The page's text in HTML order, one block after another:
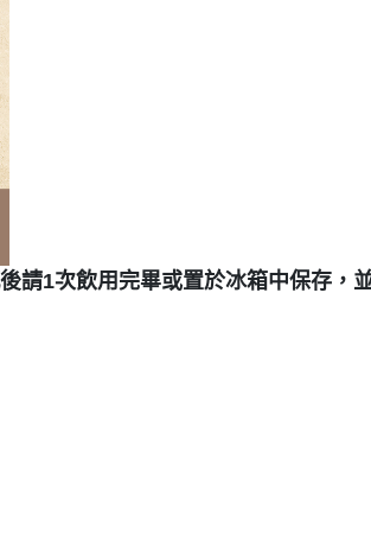
請1次飲用完畢或置於冰箱中保存，